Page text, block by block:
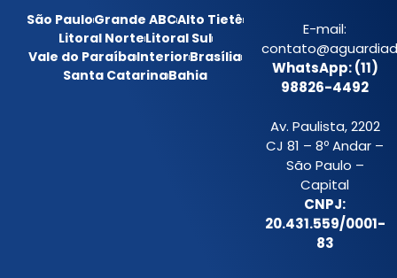
São PauloGrande ABCAlto Tietê
Litoral NorteLitoral Sul
Vale do ParaíbaInteriorBrasília
Santa CatarinaBahia
E-mail:
WhatsApp: (11)
98826-4492
Av. Paulista, 2202
CJ 81 – 8º Andar –
São Paulo –
Capital
CNPJ:
20.431.559/0001-
83